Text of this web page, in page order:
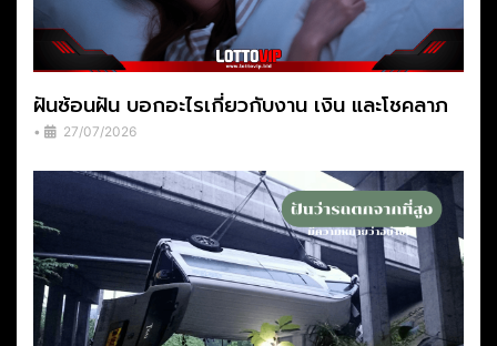
ฝันซ้อนฝัน บอกอะไรเกี่ยวกับงาน เงิน และโชคลาภ
• 27/07/2026